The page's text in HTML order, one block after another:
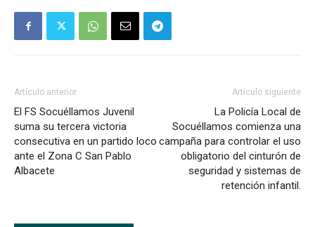
Artículo anterior
El FS Socuéllamos Juvenil
suma su tercera victoria
consecutiva en un partido loco
ante el Zona C San Pablo
Albacete
Artículo siguiente
La Policía Local de
Socuéllamos comienza una
campaña para controlar el uso
obligatorio del cinturón de
seguridad y sistemas de
retención infantil.